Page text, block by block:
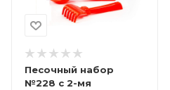
Песочный набор
№228 с 2-мя